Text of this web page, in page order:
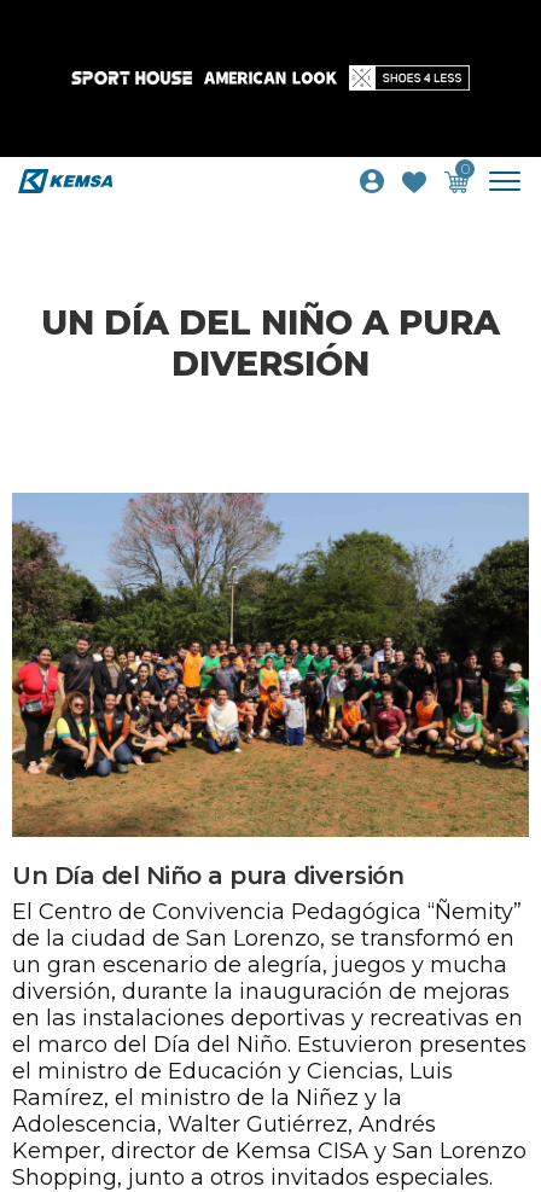
0
UN DÍA DEL NIÑO A PURA
DIVERSIÓN
Un Día del Niño a pura diversión
El Centro de Convivencia Pedagógica “Ñemity”
de la ciudad de San Lorenzo, se transformó en
un gran escenario de alegría, juegos y mucha
diversión, durante la inauguración de mejoras
en las instalaciones deportivas y recreativas en
el marco del Día del Niño. Estuvieron presentes
el ministro de Educación y Ciencias, Luis
Ramírez, el ministro de la Niñez y la
Adolescencia, Walter Gutiérrez, Andrés
Kemper, director de Kemsa CISA y San Lorenzo
Shopping, junto a otros invitados especiales.